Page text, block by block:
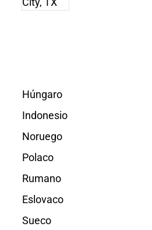
Húngaro
Indonesio
Noruego
Polaco
Rumano
Eslovaco
Sueco